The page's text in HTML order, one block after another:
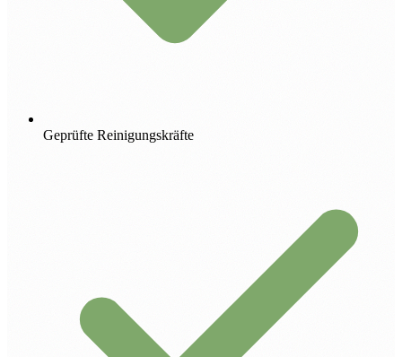
Geprüfte Reinigungskräfte